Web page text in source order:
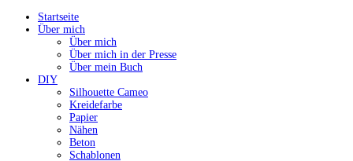
Startseite
Über mich
Über mich
Über mich in der Presse
Über mein Buch
DIY
Silhouette Cameo
Kreidefarbe
Papier
Nähen
Beton
Schablonen